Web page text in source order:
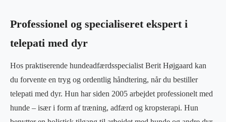
Professionel og specialiseret ekspert i
telepati med dyr
Hos praktiserende hundeadfærdsspecialist Berit Højgaard kan
du forvente en tryg og ordentlig håndtering, når du bestiller
telepati med dyr. Hun har siden 2005 arbejdet professionelt med
hunde – især i form af træning, adfærd og kropsterapi. Hun